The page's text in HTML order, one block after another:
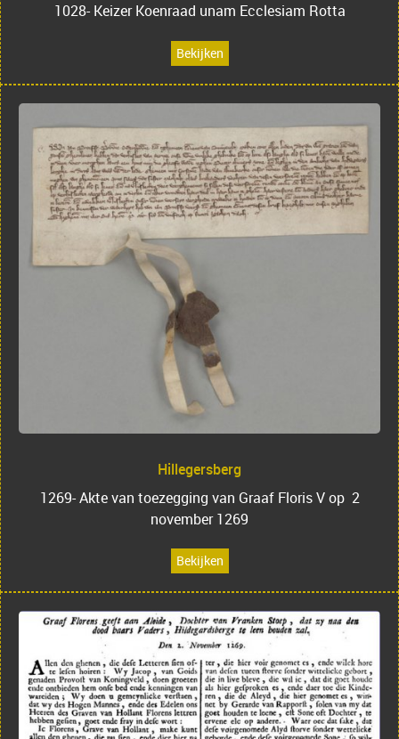
1028- Keizer Koenraad unam Ecclesiam Rotta
Bekijken
Hillegersberg
1269- Akte van toezegging van Graaf Floris V op 2
november 1269
Bekijken